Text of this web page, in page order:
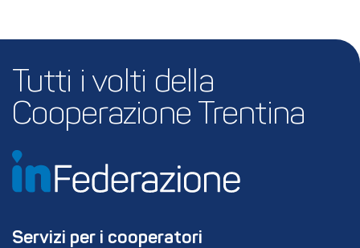
Tutti i volti della
Cooperazione Trentina
Servizi per i cooperatori